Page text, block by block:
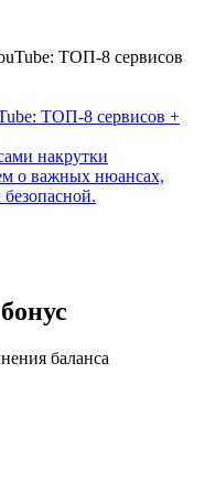
ТОП-8 сервисов +
накрутки
о важных нюансах,
баланса